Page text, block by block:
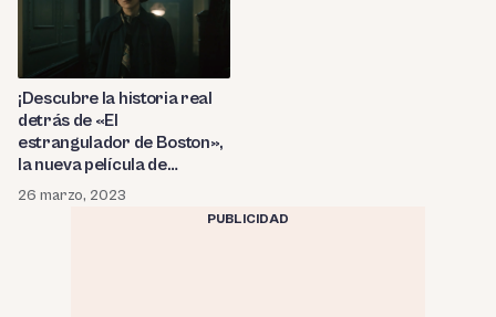
¡Descubre la historia real
detrás de «El
estrangulador de Boston»,
la nueva película de
Disney+! ¿Qué le pasó al
asesino y por qué era un
26 marzo, 2023
PUBLICIDAD